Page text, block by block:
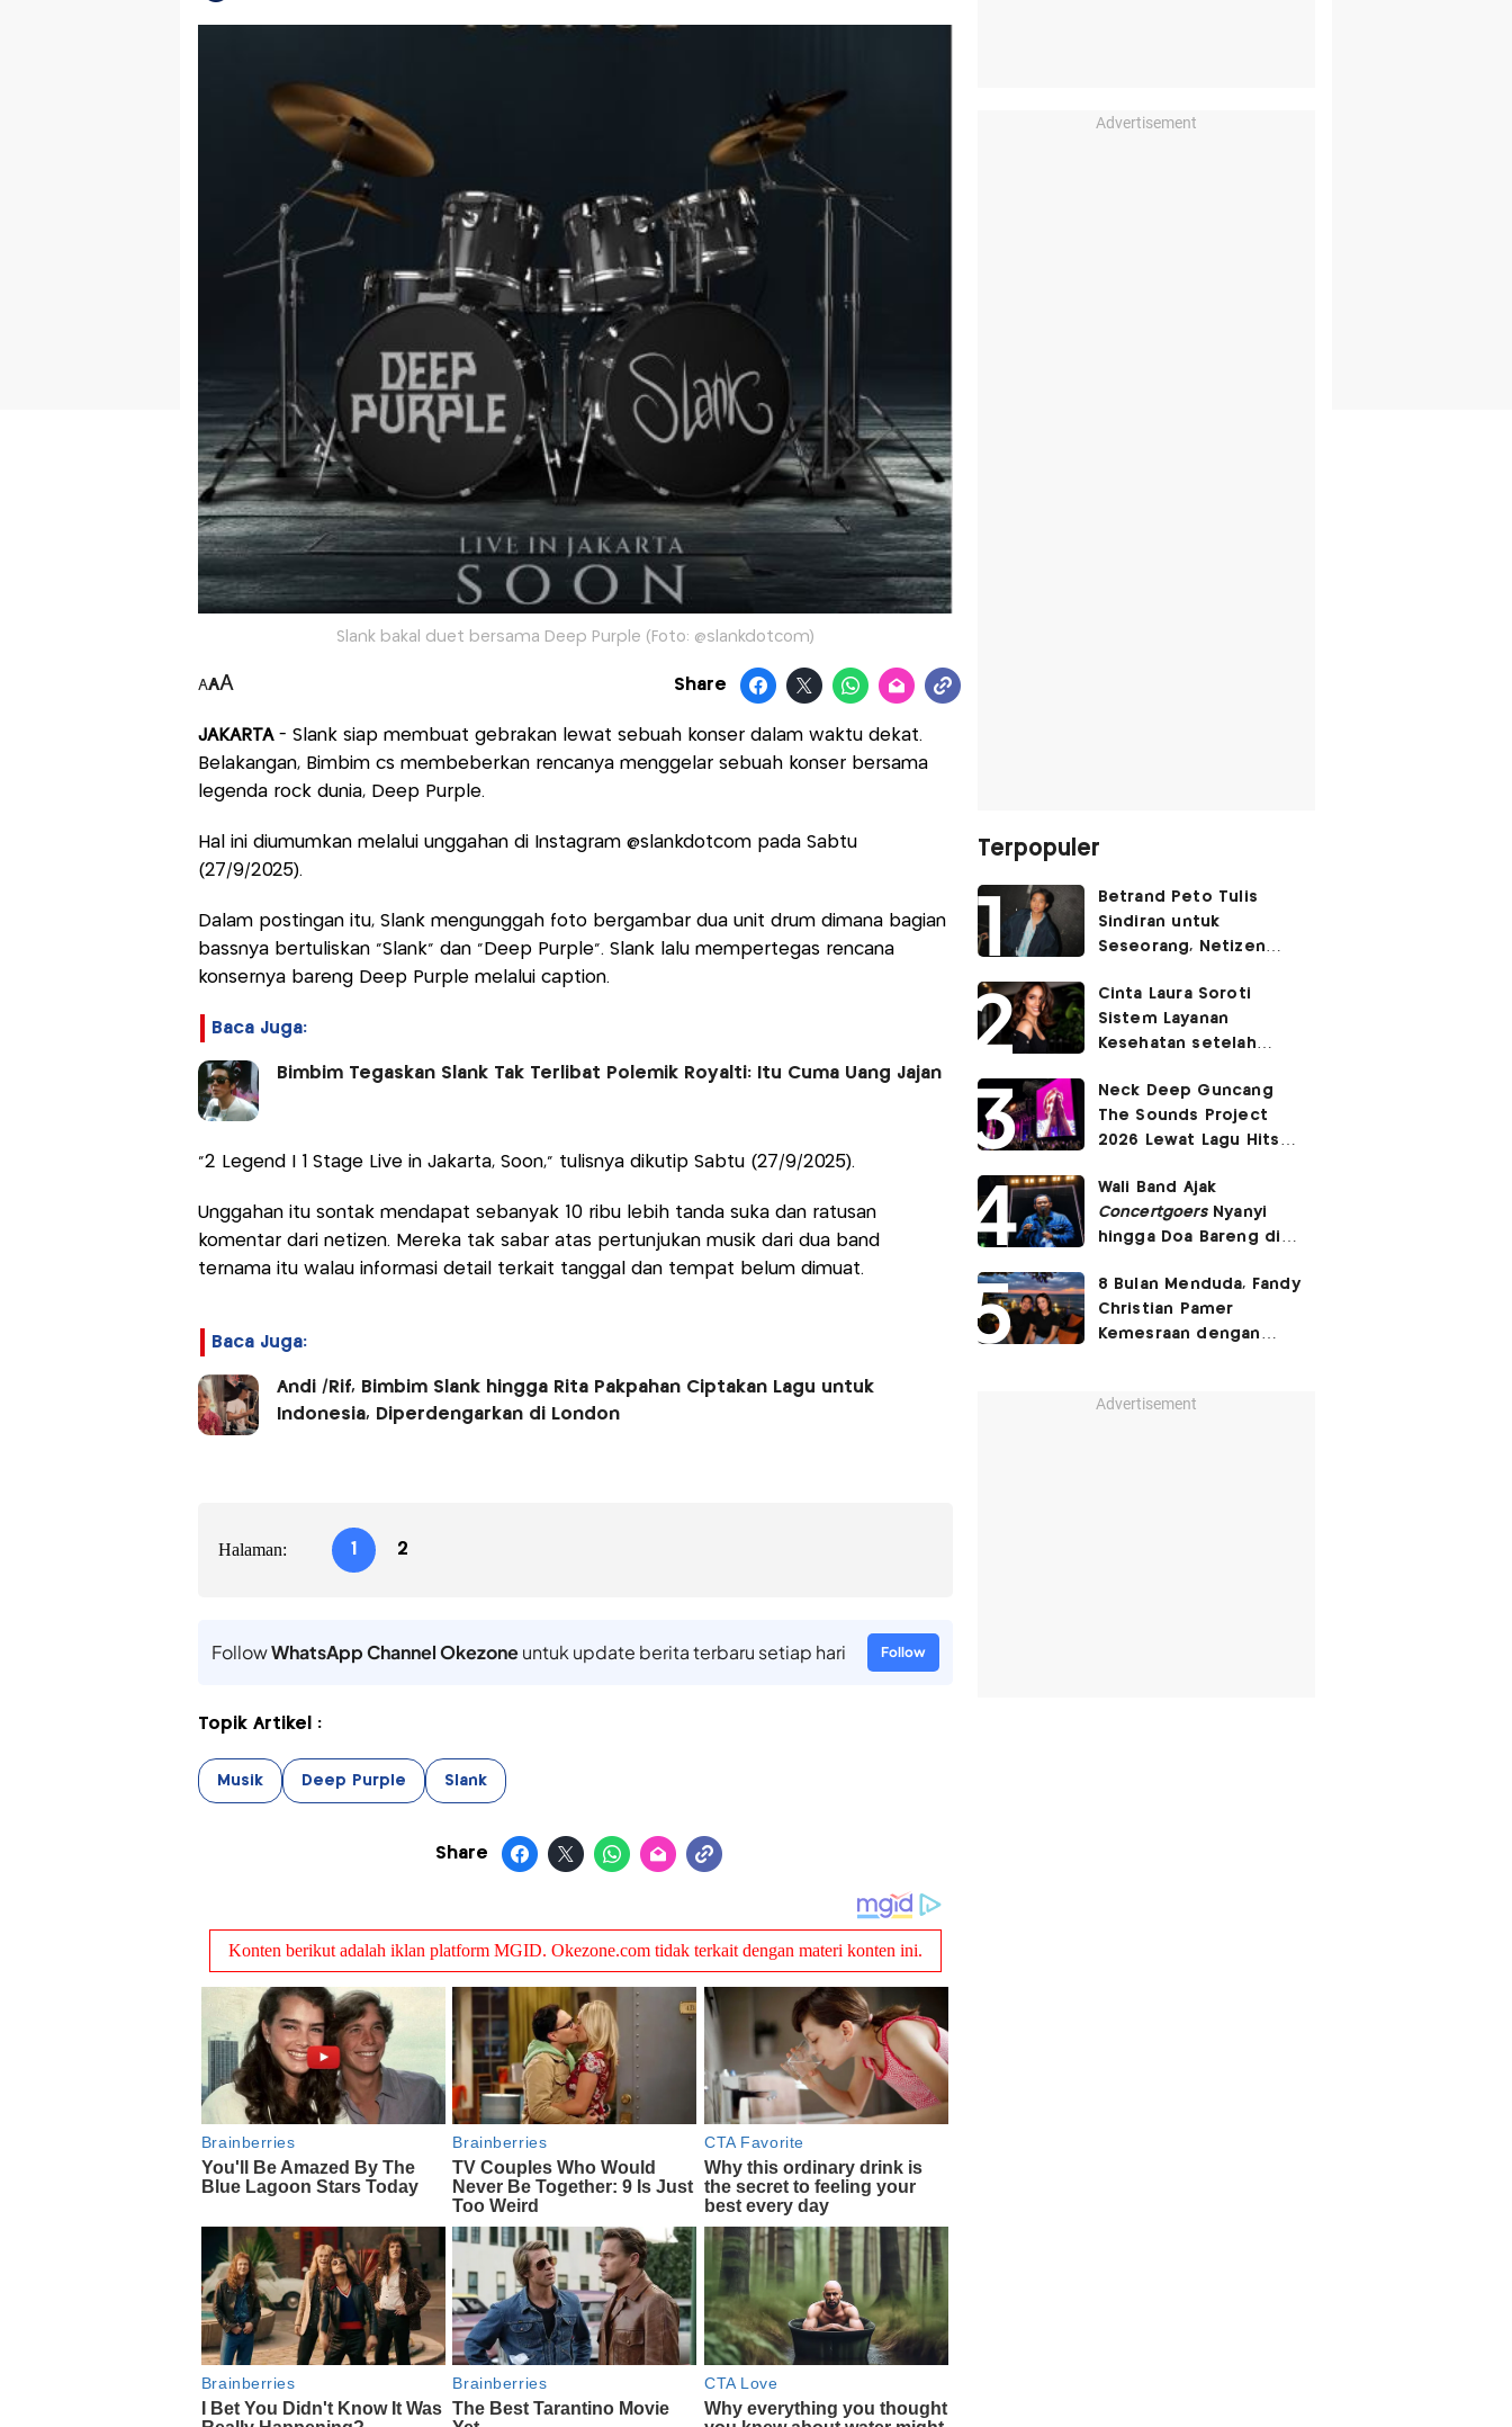
Slank bakal duet bersama Deep Purple (Foto: @slankdotcom)
AAA Share
JAKARTA- Slank siap membuat gebrakan lewat sebuah konser dalam waktu dekat.
Belakangan, Bimbim cs membeberkan rencanya menggelar sebuah konser bersama
legenda rock dunia, Deep Purple.
Hal ini diumumkan melalui unggahan di Instagram @slankdotcom pada Sabtu
(27/9/2025).
Dalam postingan itu, Slank mengunggah foto bergambar dua unit drum dimana bagian
bassnya bertuliskan "Slank" dan "Deep Purple". Slank lalu mempertegas rencana
konsernya bareng Deep Purple melalui caption.
Baca Juga:
Bimbim Tegaskan Slank Tak Terlibat Polemik Royalti: Itu Cuma Uang Jajan
"2 Legend | 1 Stage Live in Jakarta, Soon," tulisnya dikutip Sabtu (27/9/2025).
Unggahan itu sontak mendapat sebanyak 10 ribu lebih tanda suka dan ratusan
komentar dari netizen. Mereka tak sabar atas pertunjukan musik dari dua band
ternama itu walau informasi detail terkait tanggal dan tempat belum dimuat.
Baca Juga:
Andi /Rif, Bimbim Slank hingga Rita Pakpahan Ciptakan Lagu untuk
Indonesia, Diperdengarkan di London
Halaman: 1 2
FollowWhatsApp Channel Okezoneuntuk update berita terbaru setiap hari Follow
Topik Artikel :
Musik Deep Purple Slank
Share
Advertisement
Terpopuler
Betrand Peto Tulis
Sindiran untuk
Seseorang, Netizen
yang Bukan 'Gen Z
Banget'
Cinta Laura Soroti
Sistem Layanan
Kesehatan setelah
Ditelantarkan
Neck Deep Guncang
The Sounds Project
2026 Lewat Lagu Hits
Bloom
Wali Band Ajak
ConcertgoersNyanyi
hingga Doa Bareng di
2026
8 Bulan Menduda, Fandy
Christian Pamer
Kemesraan dengan
Advertisement